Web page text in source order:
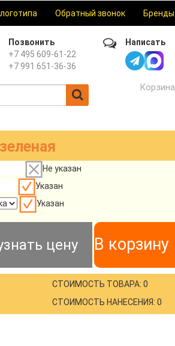
Обратный звонок Бренды
Позвонить
+7 495 609-61-22
+7 991 651-36-36
Написать
Корзина
Не указан
Указан
Указан
цену В корзину
СТОИМОСТЬ ТОВАРА: 0
СТОИМОСТЬ НАНЕСЕНИЯ: 0